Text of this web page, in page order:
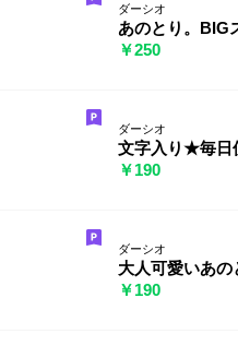
ダーシオ
あのとり。BIG
￥250
ダーシオ
文字入り★毎日
￥190
ダーシオ
大人可愛いあの
￥190